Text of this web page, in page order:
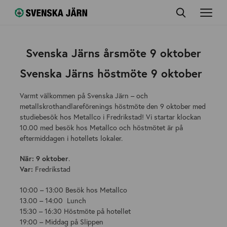
Svenska Järns årsmöte 9 oktober
Svenska Järns höstmöte 9 oktober
Varmt välkommen på Svenska Järn – och
metallskrothandlareförenings höstmöte den 9 oktober med
studiebesök hos Metallco i Fredrikstad! Vi startar klockan
10.00 med besök hos Metallco och höstmötet är på
eftermiddagen i hotellets lokaler.
När: 9 oktober.
Var: Fredrikstad
10:00 – 13:00 Besök hos Metallco
13.00 – 14:00 Lunch
15:30 – 16:30 Höstmöte på hotellet
19:00 – Middag på Slippen